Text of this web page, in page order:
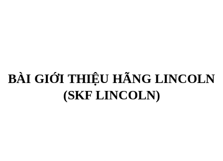
BÀI GIỚI THIỆU HÃNG LINCOLN
(SKF LINCOLN)